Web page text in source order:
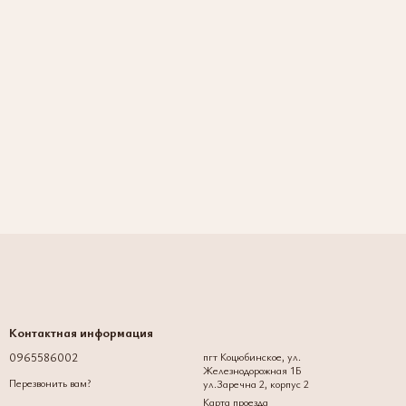
Контактная информация
0965586002
Перезвонить вам?
пгт Коцюбинское, ул.
Железнодорожная 1Б
ул.Заречна 2, корпус 2
Карта проезда